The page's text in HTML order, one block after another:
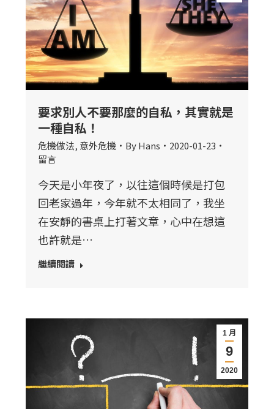
要求別人不要那麼的自私，其實就是
一種自私！
危機做法, 意外危機 ByHans
2020-01-23
留言
今天是小年夜了，以往這個時候是打包
回老家過年，今年就不太相同了，我坐
在安靜的書桌上打著文章，心中在想這
也許就是…
繼續閱讀
1 月
9
2020